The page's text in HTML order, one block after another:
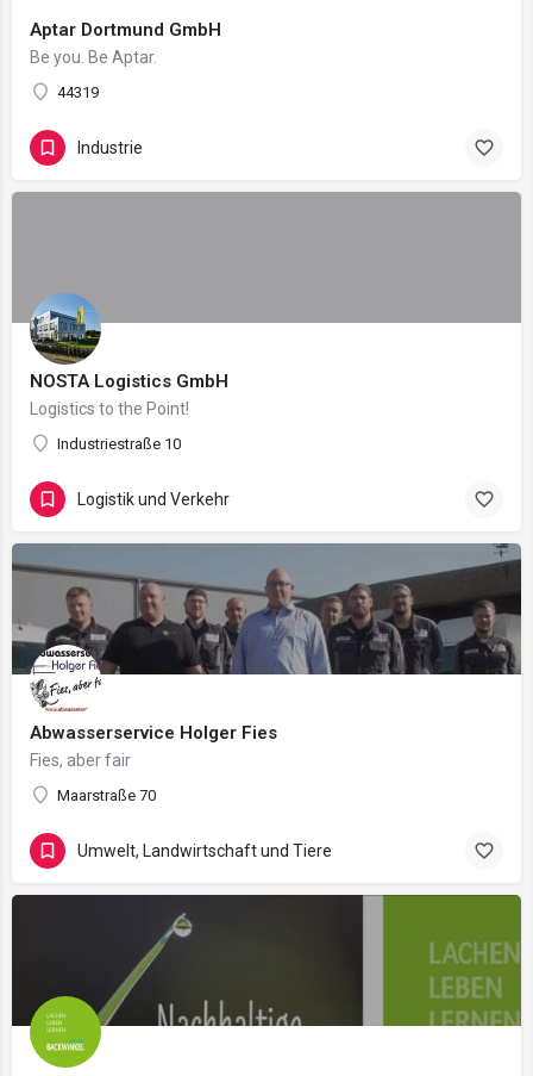
Aptar Dortmund GmbH
Be you. Be Aptar.
44319
Industrie
NOSTA Logistics GmbH
Logistics to the Point!
Industriestraße 10
Logistik und Verkehr
Abwasserservice Holger Fies
Fies, aber fair
Maarstraße 70
Umwelt, Landwirtschaft und Tiere